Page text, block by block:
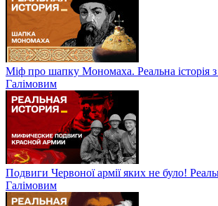
Міф про шапку Мономаха. Реальна історія
Галімовим
Подвиги Червоної армії яких не було!
Галімовим